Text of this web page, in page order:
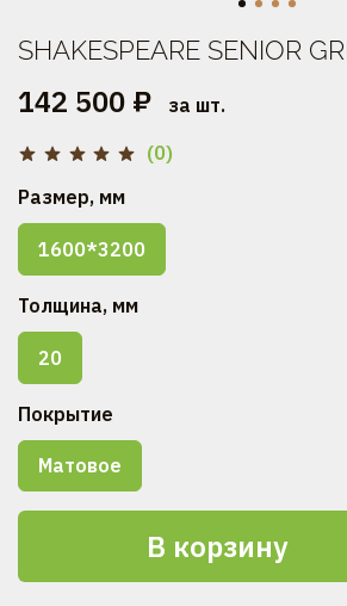
(0)
SHAKESPEARE SENIOR
142 500 ₽ за шт.
В корзину
Размер, мм
1600*3200
Толщина, мм
20
Покрытие
Матовое